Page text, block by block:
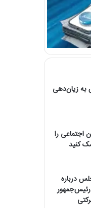
به زیان‌دهی
اجتماعی را
کنید
درباره